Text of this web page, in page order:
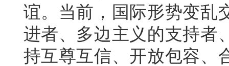
谊。当前，国际形势变乱
进者、多边主义的支持者
持互尊互信、开放包容、